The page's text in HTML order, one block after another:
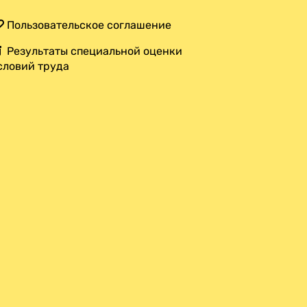
Пользовательское соглашение
Результаты специальной оценки
труда